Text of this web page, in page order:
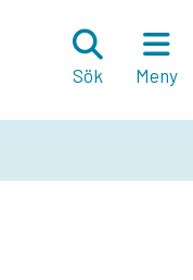
Sök
Meny